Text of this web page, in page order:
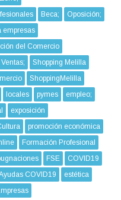
Beca;
Oposición;
empresas
del Comercio
Ventas;
Shopping Melilla
ShoppingMelilla
locales pymes
empleo;
exposición
promoción económica
Formación Profesional
FSE
COVID19
COVID19
estética